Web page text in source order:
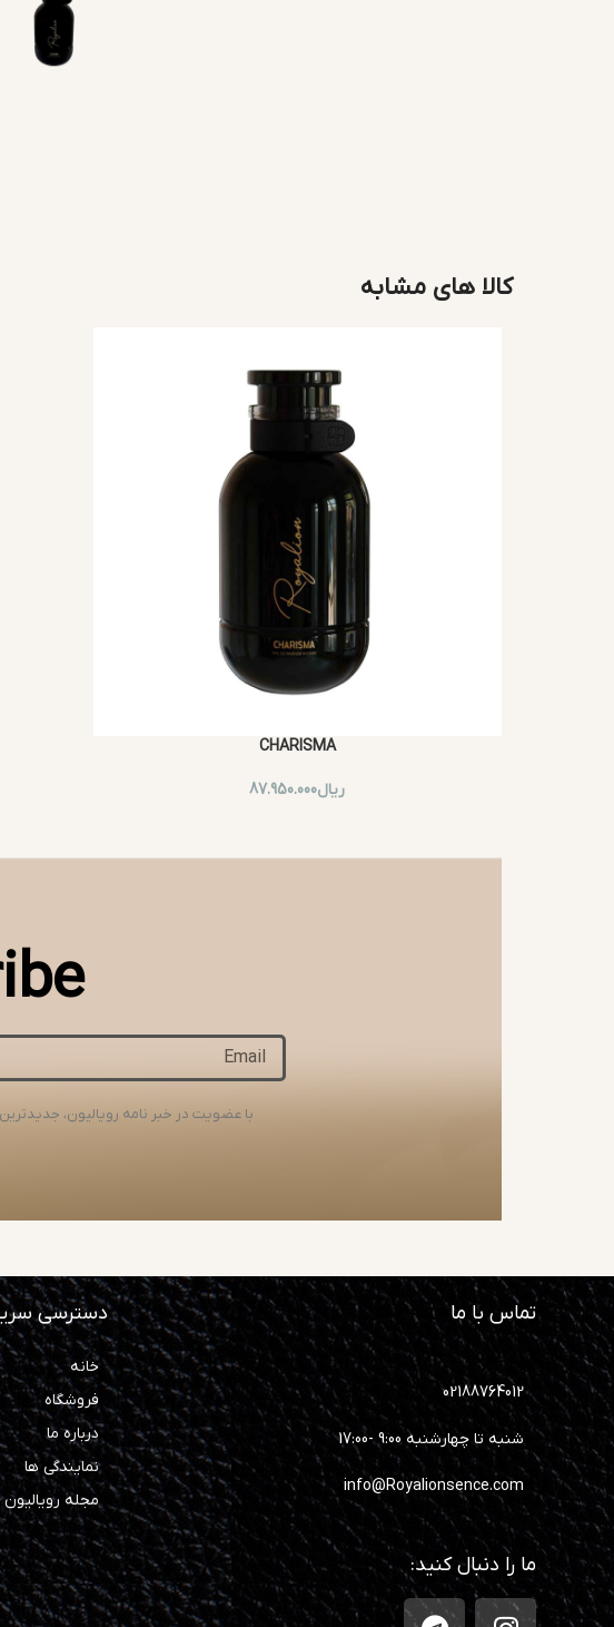
کالا های مشابه
CHARISMA
ریال87.950.000
با عضویت در خبر نامه رویالیون،
تماس با ما
02188764012
شنبه تا چهارشنبه 9:00 -17:00
info@Royalionsence.com
ما را دنبال کنید:
دسترسی
خانه
فروشگاه
درباره ما
نمایندگی ها
مجله رویالیون